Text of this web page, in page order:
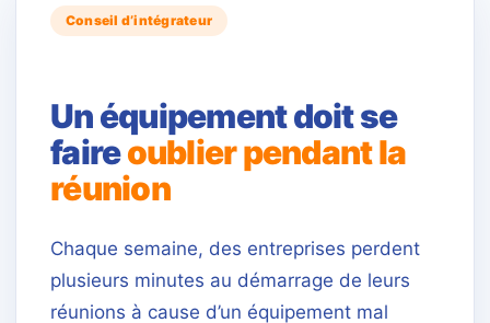
Conseil d’intégrateur
Un équipement doit se
faireoublier pendant la
réunion
Chaque semaine, des entreprises perdent
plusieurs minutes au démarrage de leurs
réunions à cause d’un équipement mal